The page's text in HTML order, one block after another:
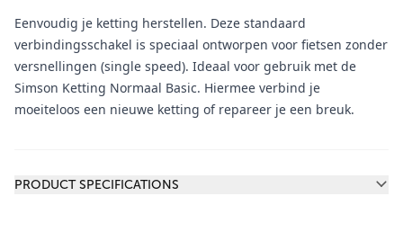
Eenvoudig je ketting herstellen. Deze standaard
verbindingsschakel is speciaal ontworpen voor fietsen zonder
versnellingen (single speed). Ideaal voor gebruik met de
Simson Ketting Normaal Basic. Hiermee verbind je
moeiteloos een nieuwe ketting of repareer je een breuk.
PRODUCT SPECIFICATIONS